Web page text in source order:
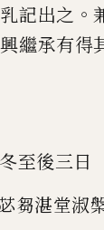
記出之 。
繼承有得
至後三日
芻湛堂淑